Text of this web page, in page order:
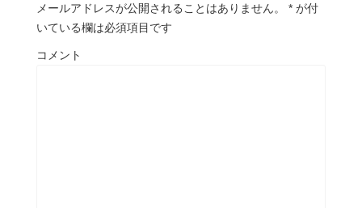
メールアドレスが公開されることはありません。 * が付
いている欄は必須項目です
コメント